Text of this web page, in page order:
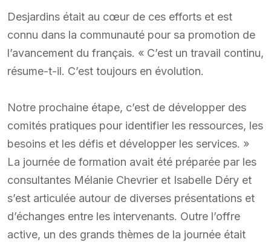
Desjardins était au cœur de ces efforts et est
connu dans la communauté pour sa promotion de
l’avancement du français. « C’est un travail continu,
résume-t-il. C’est toujours en évolution.
Notre prochaine étape, c’est de développer des
comités pratiques pour identifier les ressources, les
besoins et les défis et développer les services. »
La journée de formation avait été préparée par les
consultantes Mélanie Chevrier et Isabelle Déry et
s’est articulée autour de diverses présentations et
d’échanges entre les intervenants. Outre l’offre
active, un des grands thèmes de la journée était